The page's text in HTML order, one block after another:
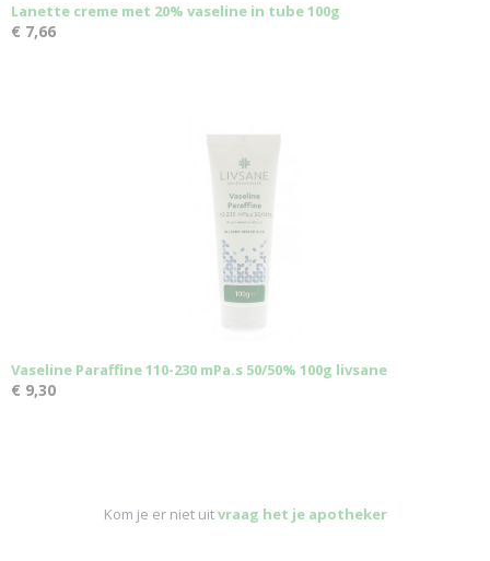
Lanette creme met 20% vaseline in tube 100g
€ 7,66
Vaseline Paraffine 110-230 mPa.s 50/50% 100g livsane
€ 9,30
Kom je er niet uitvraag het je apotheker